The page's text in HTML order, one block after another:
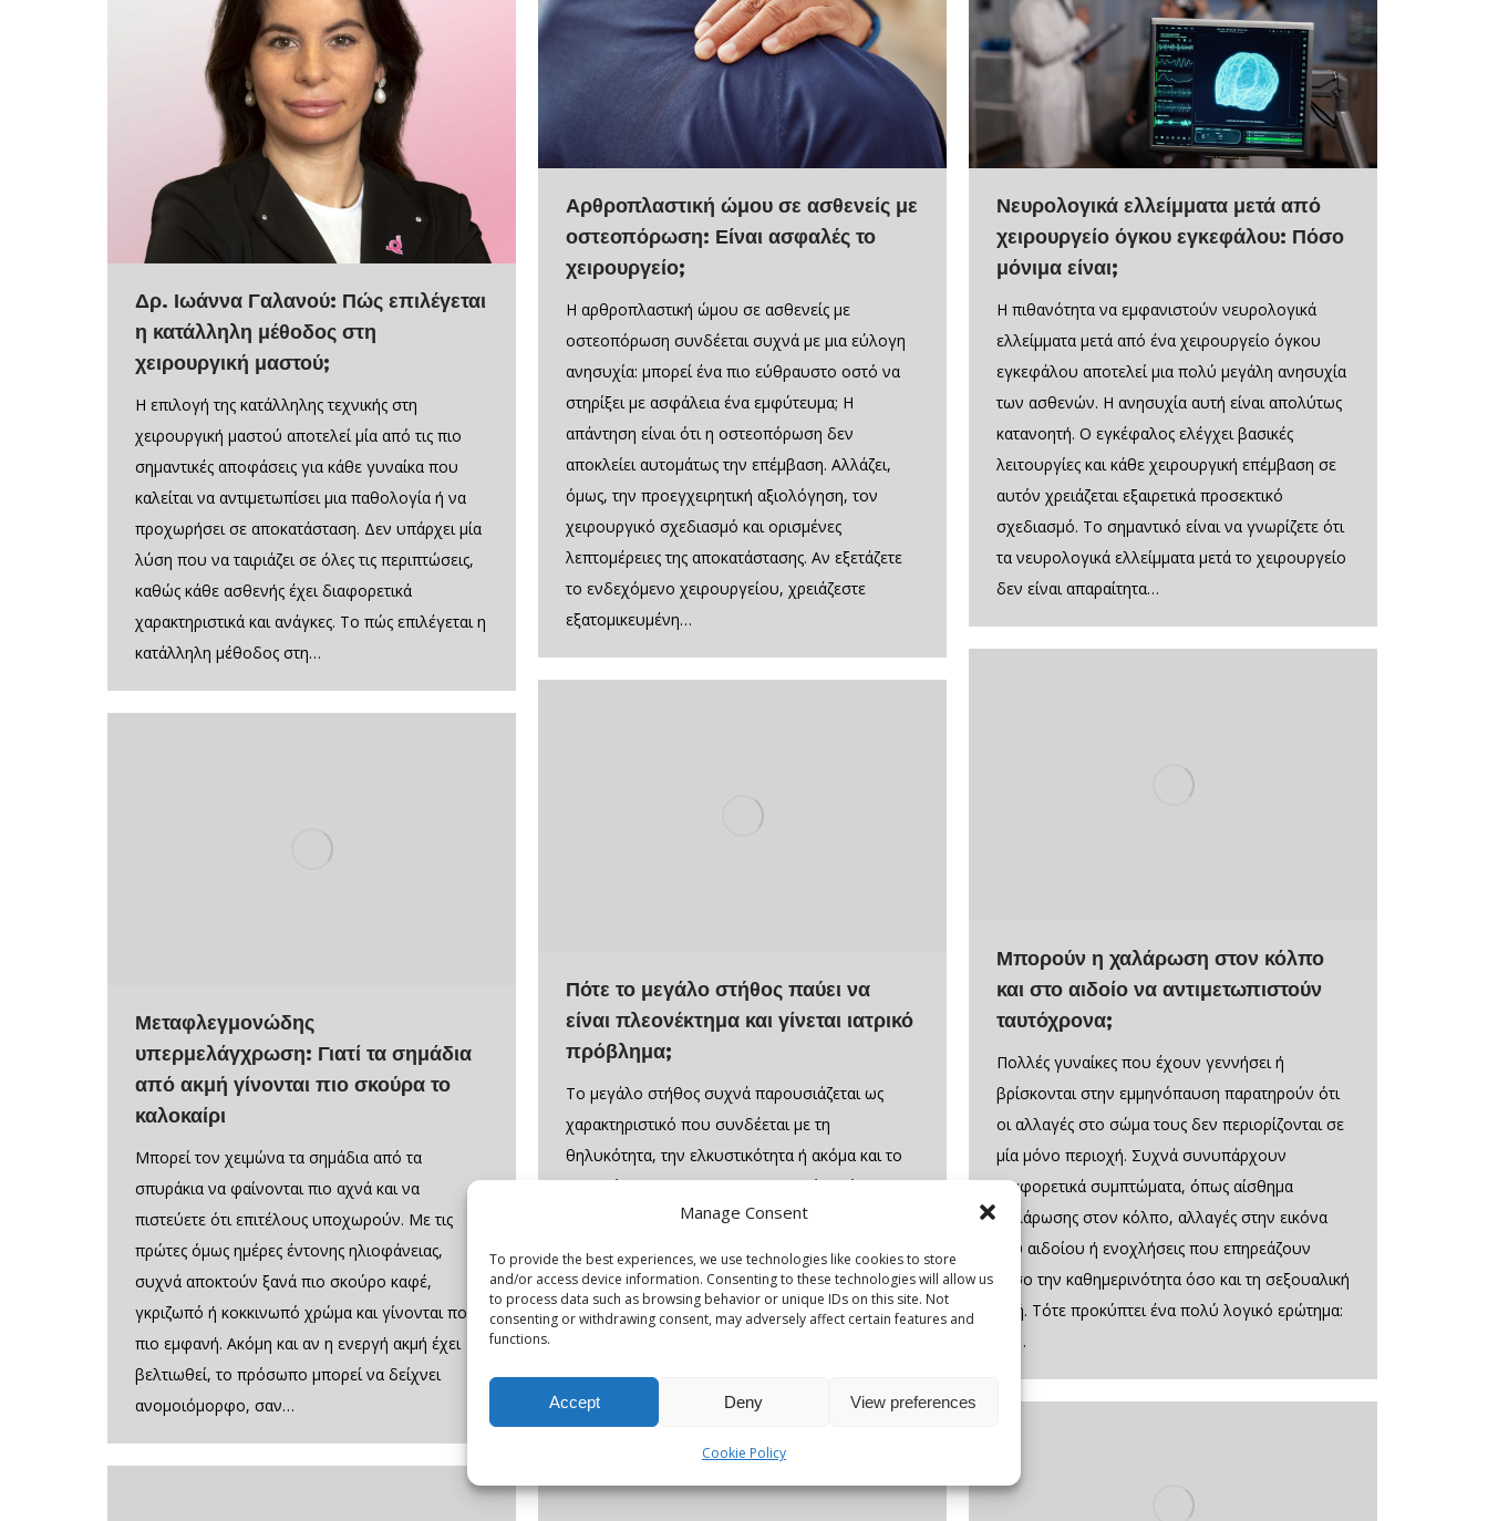
Manage Consent
To provide the best experiences, we use technologies like cookies to store
and/or access device information. Consenting to these technologies will allow us
to process data such as browsing behavior or unique IDs on this site. Not
consenting or withdrawing consent, may adversely affect certain features and
functions.
Accept Deny View preferences
Cookie Policy
Δρ. Ιωάννα Γαλανού: Πώς επιλέγεται
η κατάλληλη μέθοδος στη
χειρουργική μαστού;
Η επιλογή της κατάλληλης τεχνικής στη
χειρουργική μαστού αποτελεί μία από τις πιο
σημαντικές αποφάσεις για κάθε γυναίκα που
καλείται να αντιμετωπίσει μια παθολογία ή να
προχωρήσει σε αποκατάσταση. Δεν υπάρχει μία
λύση που να ταιριάζει σε όλες τις περιπτώσεις,
καθώς κάθε ασθενής έχει διαφορετικά
χαρακτηριστικά και ανάγκες. Το πώς επιλέγεται η
κατάλληλη μέθοδος στη…
Αρθροπλαστική ώμου σε ασθενείς με
οστεοπόρωση: Είναι ασφαλές το
χειρουργείο;
Η αρθροπλαστική ώμου σε ασθενείς με
οστεοπόρωση συνδέεται συχνά με μια εύλογη
ανησυχία: μπορεί ένα πιο εύθραυστο οστό να
στηρίξει με ασφάλεια ένα εμφύτευμα; Η
απάντηση είναι ότι η οστεοπόρωση δεν
αποκλείει αυτομάτως την επέμβαση. Αλλάζει,
όμως, την προεγχειρητική αξιολόγηση, τον
χειρουργικό σχεδιασμό και ορισμένες
λεπτομέρειες της αποκατάστασης. Αν εξετάζετε
το ενδεχόμενο χειρουργείου, χρειάζεστε
εξατομικευμένη…
Νευρολογικά ελλείμματα μετά από
χειρουργείο όγκου εγκεφάλου: Πόσο
μόνιμα είναι;
Η πιθανότητα να εμφανιστούν νευρολογικά
ελλείμματα μετά από ένα χειρουργείο όγκου
εγκεφάλου αποτελεί μια πολύ μεγάλη ανησυχία
των ασθενών. Η ανησυχία αυτή είναι απολύτως
κατανοητή. Ο εγκέφαλος ελέγχει βασικές
λειτουργίες και κάθε χειρουργική επέμβαση σε
αυτόν χρειάζεται εξαιρετικά προσεκτικό
σχεδιασμό. Το σημαντικό είναι να γνωρίζετε ότι
τα νευρολογικά ελλείμματα μετά το χειρουργείο
δεν είναι απαραίτητα…
Μπορούν η χαλάρωση στον κόλπο
και στο αιδοίο να αντιμετωπιστούν
ταυτόχρονα;
Πολλές γυναίκες που έχουν γεννήσει ή
βρίσκονται στην εμμηνόπαυση παρατηρούν ότι
οι αλλαγές στο σώμα τους δεν περιορίζονται σε
μία μόνο περιοχή. Συχνά συνυπάρχουν
διαφορετικά συμπτώματα, όπως αίσθημα
χαλάρωσης στον κόλπο, αλλαγές στην εικόνα
του αιδοίου ή ενοχλήσεις που επηρεάζουν
τόσο την καθημερινότητα όσο και τη σεξουαλική
ζωή. Τότε προκύπτει ένα πολύ λογικό ερώτημα:
αν…
Πότε το μεγάλο στήθος παύει να
είναι πλεονέκτημα και γίνεται ιατρικό
πρόβλημα;
Το μεγάλο στήθος συχνά παρουσιάζεται ως
χαρακτηριστικό που συνδέεται με τη
θηλυκότητα, την ελκυστικότητα ή ακόμα και το
«προνόμιο». Αυτή η κοινωνική εικόνα, όμως,
απέχει αρκετά από την πραγματικότητα που
βιώνουν πολλές γυναίκες. Πίσω από αυτό που
αρκετοί θεωρούν αισθητικό πλεονέκτημα,
μπορεί να κρύβονται καθημερινός πόνος,
επιβάρυνση της σωματικής και ψυχικής…
Μεταφλεγμονώδης
υπερμελάγχρωση: Γιατί τα σημάδια
από ακμή γίνονται πιο σκούρα το
καλοκαίρι
Μπορεί τον χειμώνα τα σημάδια από τα
σπυράκια να φαίνονται πιο αχνά και να
πιστεύετε ότι επιτέλους υποχωρούν. Με τις
πρώτες όμως ημέρες έντονης ηλιοφάνειας,
συχνά αποκτούν ξανά πιο σκούρο καφέ,
γκριζωπό ή κοκκινωπό χρώμα και γίνονται πολύ
πιο εμφανή. Ακόμη και αν η ενεργή ακμή έχει
βελτιωθεί, το πρόσωπο μπορεί να δείχνει
ανομοιόμορφο, σαν…